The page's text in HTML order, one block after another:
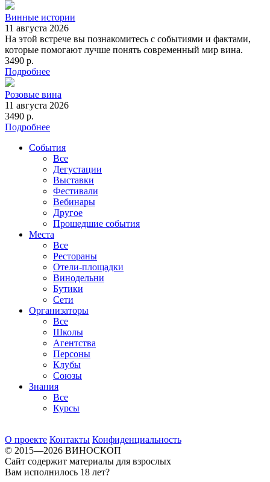
Винные истории
11 августа 2026
На этой встрече вы познакомитесь с событиями и фактами,
которые помогают лучше понять современный мир вина.
3490 р.
Подробнее
Розовые вина
11 августа 2026
3490 р.
Подробнее
События
Все
Дегустации
Выставки
Фестивали
Вебинары
Другое
Прошедшие события
Места
Все
Рестораны
Отели-площадки
Винодельни
Бутики
Сети
Организаторы
Все
Школы
Агентства
Персоны
Клубы
Союзы
Знания
Все
Курсы
О проекте Контакты Конфиденциальность
© 2015—2026 ВИНОСКОП
Сайт содержит материалы для взрослых
Вам исполнилось 18 лет?